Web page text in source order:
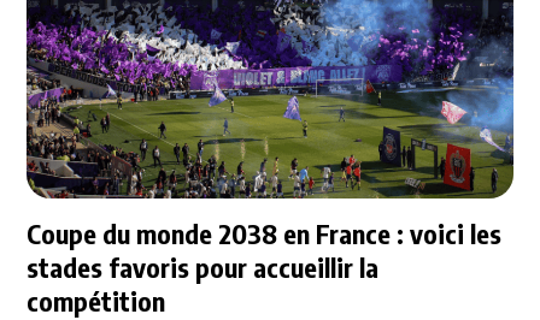
Coupe du monde 2038 en France : voici les
stades favoris pour accueillir la
compétition